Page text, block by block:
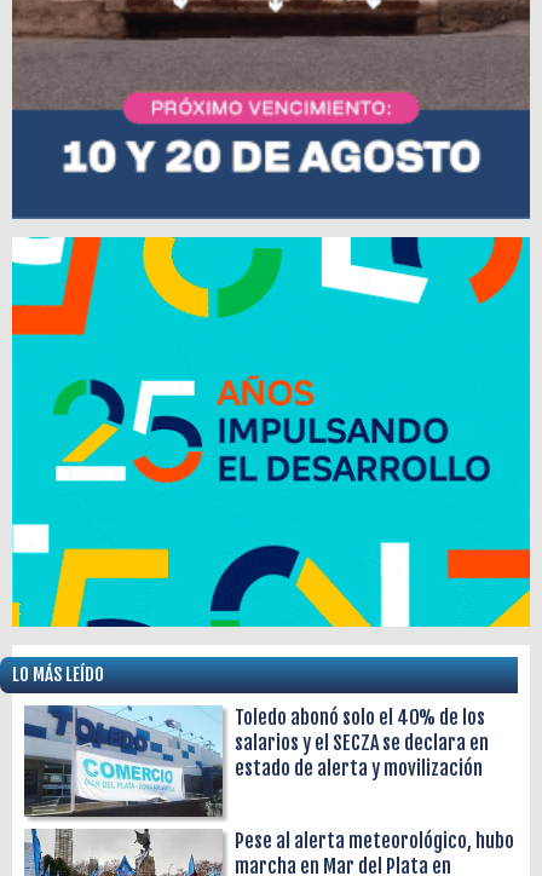
LO MÁS LEÍDO
Toledo abonó solo el 40% de los
salarios y el SECZA se declara en
estado de alerta y movilización
Pese al alerta meteorológico, hubo
marcha en Mar del Plata en